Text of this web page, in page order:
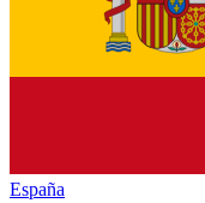
España